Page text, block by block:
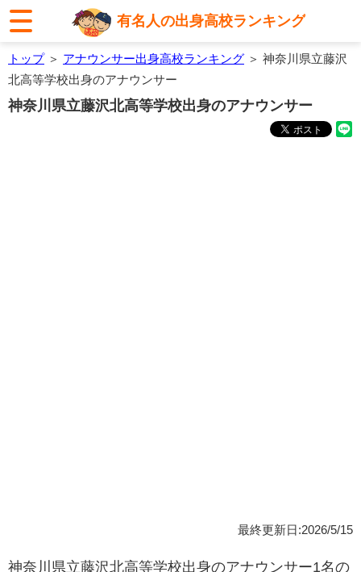
有名人の出身高校ランキング
トップ＞ アナウンサー出身高校ランキング ＞ 神奈川県立藤沢
北高等学校出身のアナウンサー
神奈川県立藤沢北高等学校出身のアナウンサー
最終更新日:2026/5/15
神奈川県立藤沢北高等学校出身のアナウンサー1名の